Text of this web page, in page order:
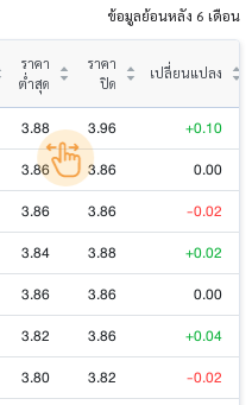
ข้อมูลย้อนหลัง 6 เดือน
ราคา
ต่ำสุด
ราคา
ปิด
เปลี่ยนแปลง
3.88 3.96
+0.10
3.86 3.86
0.00
3.86 3.86
-0.02
3.84 3.88
+0.02
3.86 3.86
0.00
3.82 3.86
+0.04
3.80 3.82
-0.02